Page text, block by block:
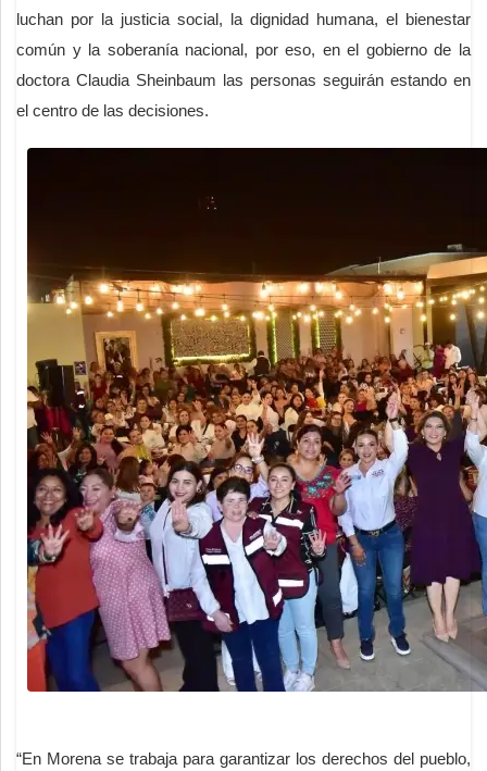
luchan por la justicia social, la dignidad humana, el bienestar
común y la soberanía nacional, por eso, en el gobierno de la
doctora Claudia Sheinbaum las personas seguirán estando en
el centro de las decisiones.
“En Morena se trabaja para garantizar los derechos del pueblo,